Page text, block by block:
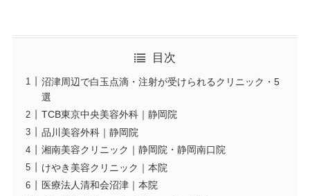
目次
沼津周辺で白玉点滴・注射が受けられるクリニック・5
選
TCB東京中央美容外科｜静岡院
品川美容外科｜静岡院
湘南美容クリニック｜静岡院・静岡南口院
けやき美容クリニック｜本院
医療法人清和会沼津｜本院